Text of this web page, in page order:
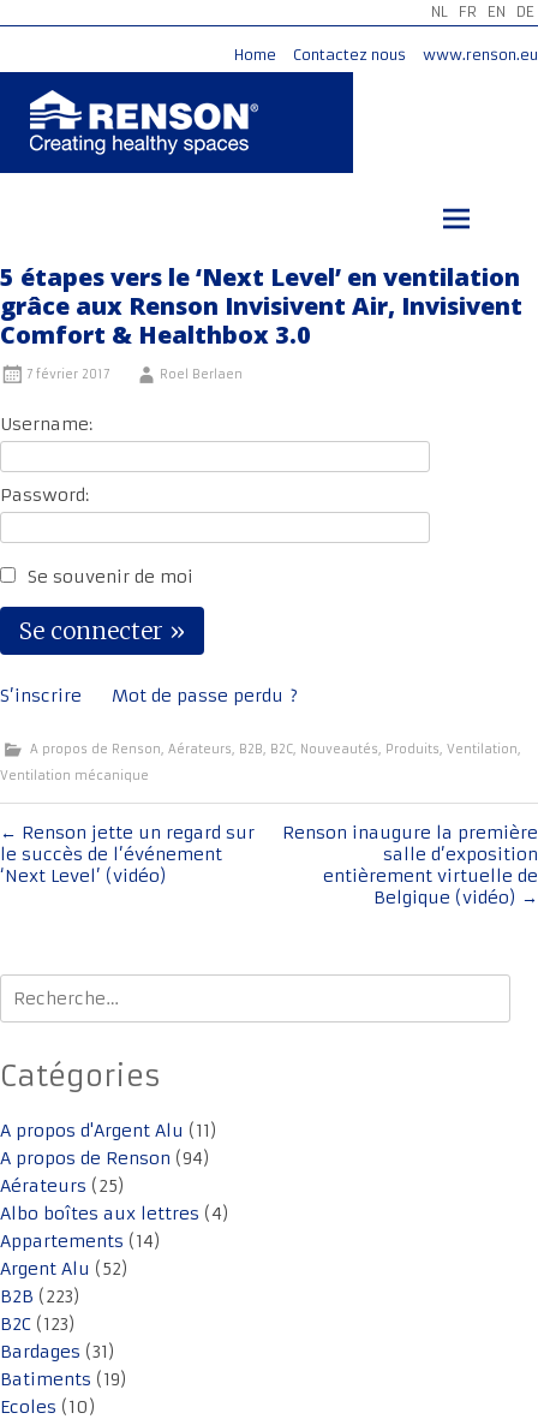
NL FR EN DE
Home Contactez nous www.renson.eu
5 étapes vers le ‘Next Level’ en ventilation
grâce aux Renson Invisivent Air, Invisivent
Comfort & Healthbox 3.0
7 février 2017 Roel Berlaen
Username:
Password:
Se souvenir de moi
S’inscrire Mot de passe perdu ?
A propos de Renson, Aérateurs, B2B, B2C, Nouveautés, Produits, Ventilation,
Ventilation mécanique
Navigation
de
← Renson jette un regard sur
le succès de l’événement
‘Next Level’ (vidéo)
Renson inaugure la première
salle d’exposition
entièrement virtuelle de
Belgique (vidéo) →
Rechercher :
Catégories
A propos d'Argent Alu (11)
A propos de Renson (94)
Aérateurs (25)
Albo boîtes aux lettres (4)
Appartements (14)
Argent Alu (52)
B2B (223)
B2C (123)
Bardages (31)
Batiments (19)
Ecoles (10)